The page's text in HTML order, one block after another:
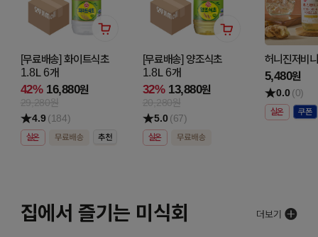
[무료배송] 화이트식초
1.8L 6개
42% 16,880원
29,280원
4.9 (184)
실온
[무료배송] 양조식초
1.8L 6개
32% 13,880원
20,280원
5.0 (67)
실온
허니진저비
5,480원
0.0 (0)
실온
집에서 즐기는 미식회